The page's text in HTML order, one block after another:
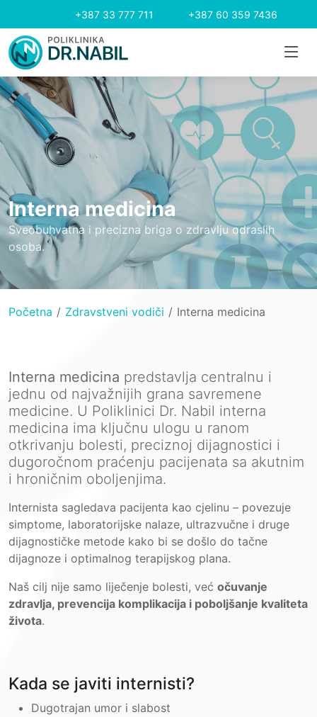
+387 33 777 711 +387 60 359 7436
Interna medicina
Sveobuhvatna i precizna briga o zdravlju odraslih
osoba.
Početna Zdravstveni vodiči Interna medicina
Interna medicina predstavlja centralnu i
jednu od najvažnijih grana savremene
medicine. U Poliklinici Dr. Nabil interna
medicina ima ključnu ulogu u ranom
otkrivanju bolesti, preciznoj dijagnostici i
dugoročnom praćenju pacijenata sa akutnim
i hroničnim oboljenjima.
Internista sagledava pacijenta kao cjelinu – povezuje
simptome, laboratorijske nalaze, ultrazvučne i druge
dijagnostičke metode kako bi se došlo do tačne
dijagnoze i optimalnog terapijskog plana.
Naš cilj nije samo liječenje bolesti, već očuvanje
zdravlja, prevencija komplikacija i poboljšanje kvaliteta
života.
Kada se javiti internisti?
Dugotrajan umor i slabost